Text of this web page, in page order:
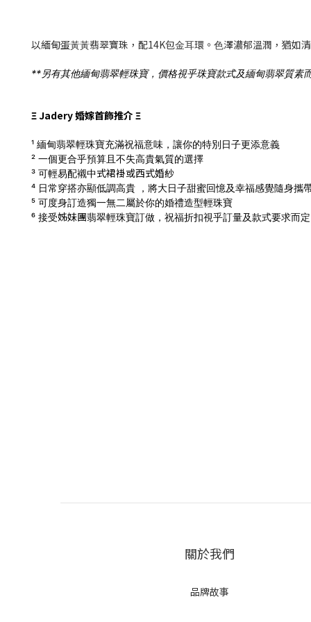
以緬甸蛋⿈⿈翡翠寶珠，配14K包⾦⽿環。⾊澤濃郁溫潤，猶如
**另有其他緬甸翡翠輕珠寶，價格視乎珠寶款式及緬甸翡翠質
Ξ Jadery 婚嫁首飾推介 Ξ
¹ 緬甸翡翠輕珠寶充滿祝福意味，讓你的特別日子更添意義
² 一個更合乎預算且不失高貴氣質的選擇
³ 可輕易配襯中式裙褂或西式婚紗
⁴ 日常穿搭亦顯低調高貴 ，將大日子甜蜜回憶及幸福感覺隨身攜
⁵ 可度身訂造獨一無二屬於你的婚禮造型輕珠寶
⁶ 接受姊妹團翡翠輕珠寶訂做， 祝福折扣視乎訂量及款式要求而
關於我們
品牌故事